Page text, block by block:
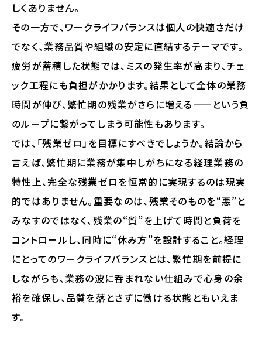
しくありません。
その一方で、ワークライフバランスは個人の快適さだけ
でなく、業務品質や組織の安定に直結するテーマです。
疲労が蓄積した状態では、ミスの発生率が高まり、チェ
ック工程にも負担がかかります。結果として全体の業務
時間が伸び、繁忙期の残業がさらに増える——という負
のループに繋がってしまう可能性もあります。
では、「残業ゼロ」を目標にすべきでしょうか。結論から
言えば、繁忙期に業務が集中しがちになる経理業務の
特性上、完全な残業ゼロを恒常的に実現するのは現実
的ではありません。重要なのは、残業そのものを“悪”と
みなすのではなく、残業の“質”を上げて時間と負荷を
コントロールし、同時に“休み方”を設計すること。経理
にとってのワークライフバランスとは、繁忙期を前提に
しながらも、業務の波に呑まれない仕組みで心身の余
裕を確保し、品質を落とさずに働ける状態ともいえま
す。